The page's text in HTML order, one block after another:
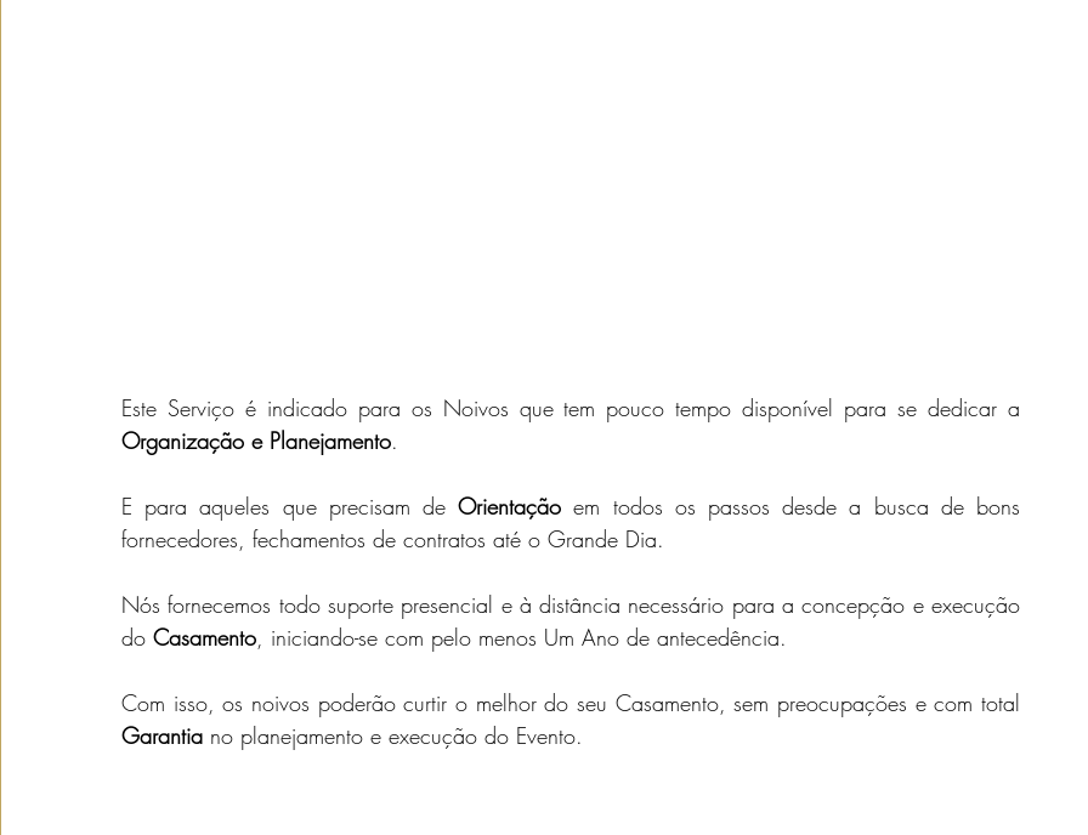
Organização e Planejamento.
E para aqueles que precisam de Orientação em todos os passos desde a busca de bons
fornecedores, fechamentos de contratos até o Grande Dia.
Nós fornecemos todo suporte presencial e à distância necessário para a concepção e execução
do Casamento, iniciando-se com pelo menos Um Ano de antecedência.
Garantia no planejamento e execução do Evento.